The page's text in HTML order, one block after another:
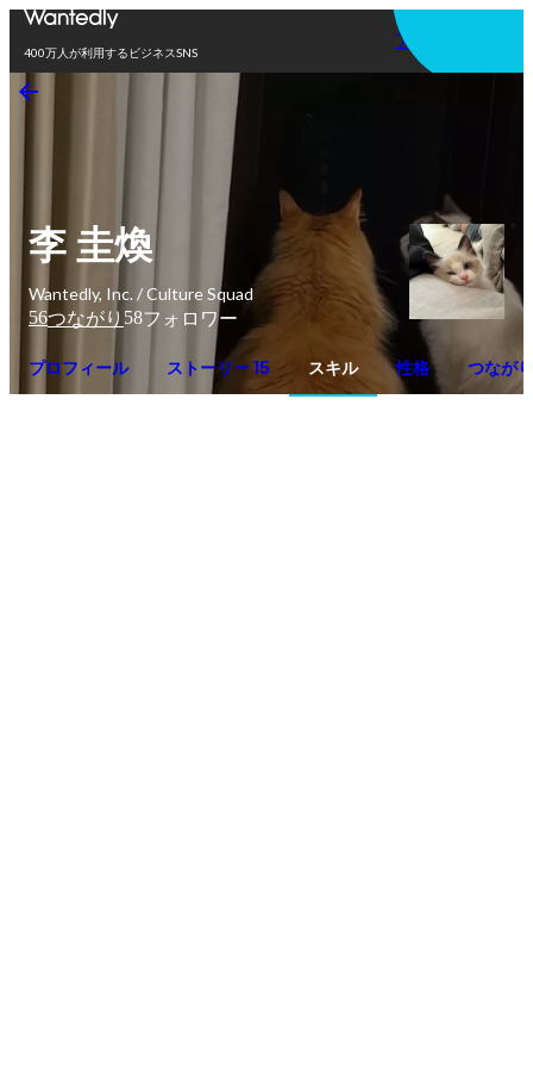
400万人が利用するビジネスSNS
アプリを使う
李 圭煥
Wantedly, Inc. / Culture Squad
56つながり 58フォロワー
プロフィール ストーリー 15 スキル 性格 つながり